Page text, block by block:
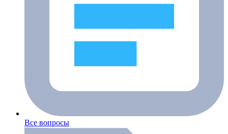
Все вопросы